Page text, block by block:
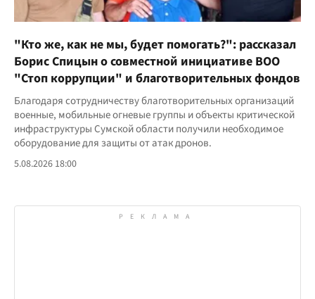
"Кто же, как не мы, будет помогать?": рассказал
Борис Спицын о совместной инициативе ВОО
"Стоп коррупции" и благотворительных фондов
Благодаря сотрудничеству благотворительных организаций
военные, мобильные огневые группы и объекты критической
инфраструктуры Сумской области получили необходимое
оборудование для защиты от атак дронов.
5.08.2026 18:00